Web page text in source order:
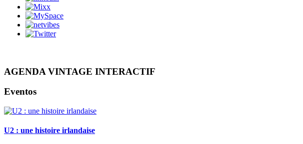
AGENDA VINTAGE INTERACTIF
Eventos
U2 : une histoire irlandaise